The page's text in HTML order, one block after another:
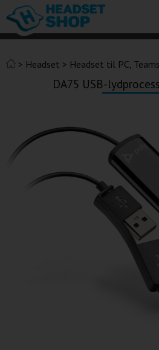
> Headset > Headset til PC,
DA75 USB-